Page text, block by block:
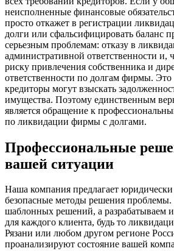
неисполненные финансовые
просто откажет в регистрации
долги или сфальсифицировать баланс
серьезным проблемам: отказу в
административной ответственности и,
риску привлечения собственника и
ответственности по долгам фирмы. Это
кредиторы могут взыскать
имущества. Поэтому единственным
является обращение к
по ликвидации фирмы с долгами.
Профессиональные
вашей ситуации
Наша компания предлагает
безопасные методы решения
шаблонных решений, а разрабатываем
для каждого клиента, будь то
Рязани или любом другом регионе
проанализируют состояние вашей